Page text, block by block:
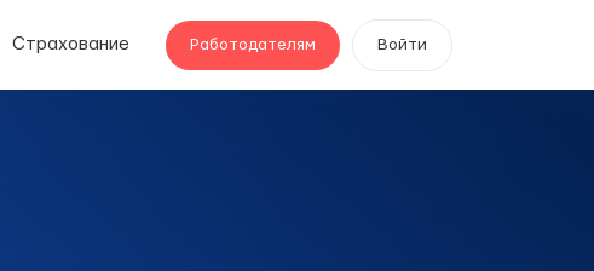
Страхование Работодателям Войти